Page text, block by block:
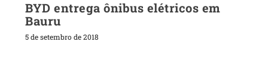
BYD entrega ônibus elétricos em
Bauru
5 de setembro de 2018